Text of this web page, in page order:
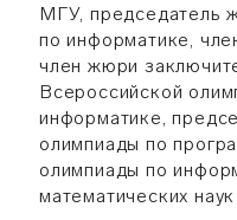
МГУ, председатель
по информатике,
член жюри
Всероссийской
информатике,
олимпиады по
олимпиады по
математических наук